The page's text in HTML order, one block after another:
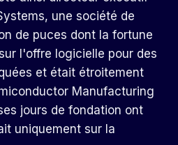
une société de
de puces dont la fortune
l'offre logicielle pour des
et était étroitement
Manufacturing
jours de fondation ont
uniquement sur la